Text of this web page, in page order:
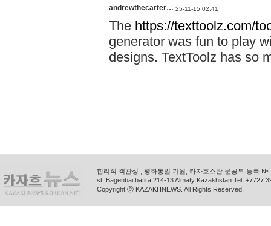
andrewthecarter… 25-11-15 02:41
The https://texttoolz.com/
generator was fun to play
designs. TextToolz has so
합리적 객관성 , 평화통일 기원, 카자흐스탄 문공부 등록
st. Bagenbai batira 214-13 Almaty Kazakhstan Tel. +7727
Copyright ⓒ KAZAKHNEWS. All Rights Reserved.